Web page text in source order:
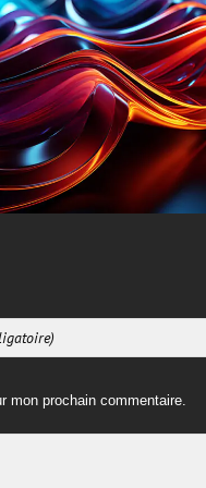
mon prochain commentaire.